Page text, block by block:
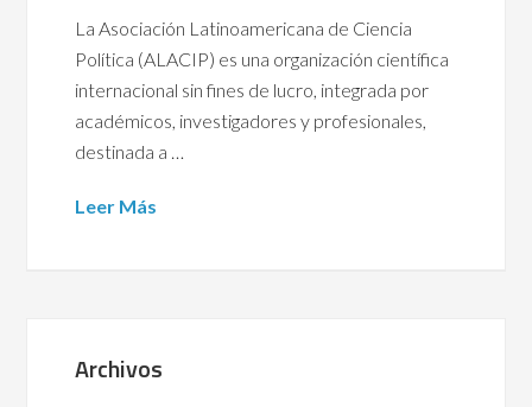
La Asociación Latinoamericana de Ciencia
Política (ALACIP) es una organización científica
internacional sin fines de lucro, integrada por
académicos, investigadores y profesionales,
destinada a …
Leer Más
Archivos